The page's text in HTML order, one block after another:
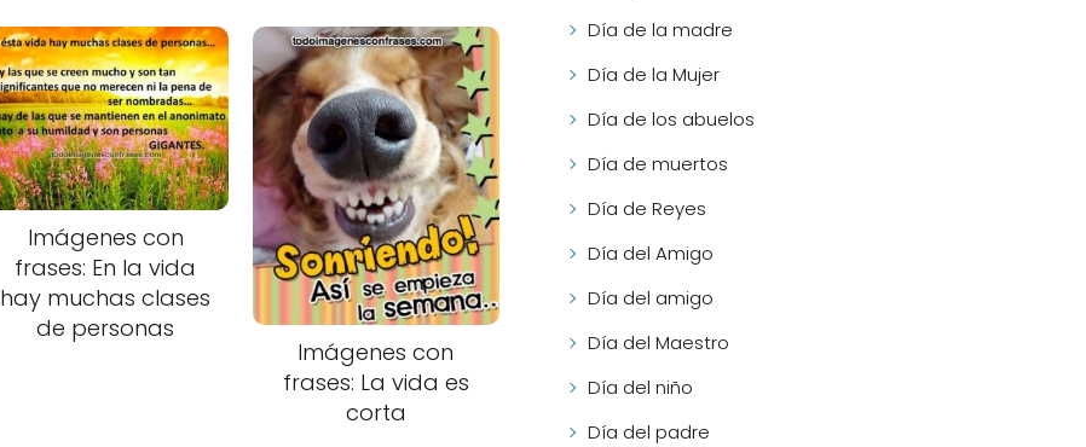
Imágenes con
frases: En la vida
hay muchas clases
de personas
Imágenes con
frases: La vida es
corta
Día de la madre
Día de la Mujer
Día de los abuelos
Día de muertos
Día de Reyes
Día del Amigo
Día del amigo
Día del Maestro
Día del niño
Día del padre